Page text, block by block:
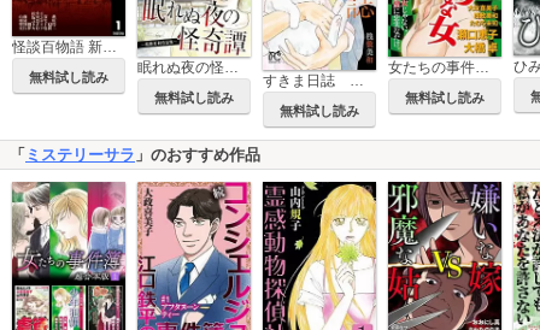
怪談百物語 新耳袋
無料試し読み
無料試し読み
すきま日誌 二人と一匹、不思議日常譚
無料試し読み
無料試し読み
「 ミステリーサラ 」のおすすめ作品